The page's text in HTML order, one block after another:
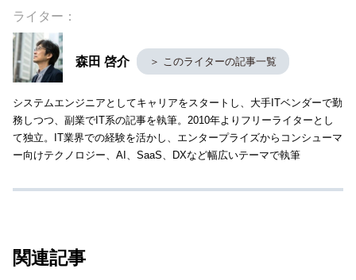
ライター：
森田 啓介 ＞ このライターの記事一覧
システムエンジニアとしてキャリアをスタートし、大手ITベンダーで勤
務しつつ、副業でIT系の記事を執筆。2010年よりフリーライターとし
て独立。IT業界での経験を活かし、エンタープライズからコンシューマ
ー向けテクノロジー、AI、SaaS、DXなど幅広いテーマで執筆
関連記事